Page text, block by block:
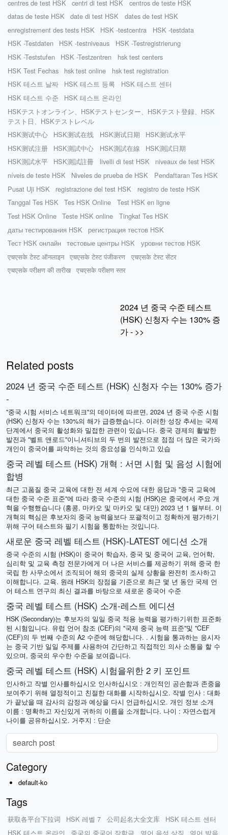
centres de test HSK centri di test HSK
centros de teste HSK
datas de teste HSK
date di test HSK
dates de test HSK
enregistrement des tests HSK
HSK -testcentra
HSK -testdata
HSK -Testdaten
HSK -testniveaus
HSK -Testregistrierung
HSK -Teststufen
HSK -Testzentren
hsk test centers
HSK Test Fechas
hsk test online
hsk test registration
HSK 테스트 날짜
HSK 테스트 등록
HSK 테스트 센터
HSK 테스트 수준
HSK 테스트 온라인
HSKテストオンライン、HSKテストセンター、HSKテスト登録、HSK
テスト日、HSKテストレベル
HSK测试中心
HSK测试在线 HSK测试日期
HSK测试水平
HSK测试注册
HSK測試中心 HSK測試在線
HSK測試日期
HSK測試水平
HSK測試註冊 livelli di test HSK
niveaux de test HSK
níveis de teste HSK
Niveles de prueba de HSK
Pendaftaran Tes HSK
Pusat Uji HSK
registrazione del test HSK
registro de teste HSK
Tanggal Tes HSK
Tes HSK Online
Test HSK en ligne
Test HSK Online
Teste HSK online
Tingkat Tes HSK
даты тестирования HSK
регистрация тестов HSK
Тест HSK онлайн
тестовые центры HSK
уровни тестов HSK
एचएसके टेस्ट ऑनलाइन
एचएसके टेस्ट पंजीकरण
एचएसके टेस्ट सेंटर
एचएसके परीक्षण की तारीख
एचएसके परीक्षण स्तर
2024 년 중국 수준 테스트
(HSK) 신청자 수는 130% 증
가 - >>
Related posts
2024 년 중국 수준 테스트 (HSK) 신청자 수는 130% 증가
-
"중국 시험 서비스 네트워크"의 데이터에 따르면, 2024 년 중국 수준 시험
(HSK) 신청자 수는 130%의 해가 급증했습니다. 이러한 성장 추세는 국제
단계에서 중국의 활성화와 밀접한 관련이 있습니다. 중국 경제의 활발한
발전과 "벨트 앤로드"이니셔티브의 두 번의 발전으로 점점 더 많은 국가와
개인이 중국어를 파악하는 것의 중요성을 인식하고 있습
중국 레벨 테스트 (HSK) 개혁 : 서면 시험 및 음성 시험에
합병
최근 고품질 중국 교육에 대한 전 세계 수요에 대한 응답과 "중국 교육에
대한 중국 수준 표준"에 따라 중국 수준의 시험 (HSK)은 중국에서 주요 개
혁을 수행했습니다 (홍콩, 마카오 및 마카오 및 대만) 2023 년 1 월부터. 이
개혁의 핵심은 후보자의 중국 능력을보다 포괄적이고 정확하게 평가하기
위해 구어 테스트와 필기 시험을 통합하는 것입니다.
새로운 중국 레벨 테스트 (HSK)-LATEST 에디션 소개
중국 수준의 시험 (HSK)이 중국어 학습자, 중국 및 중국어 교육, 언어학,
심리학 및 교육 측정 전문가에게 더 나은 서비스를 제공하기 위해 중국 한
국립 한 사무소에서 조직되어 해외 중국의 실제 상황을 완전히 조사하고
이해합니다. 교육. 원래 HSK의 장점을 기준으로 최근 몇 년 동안 국제 언
어 테스트 연구의 최신 결과를 바탕으로 새로운 중국어 수준
중국 레벨 테스트 (HSK) 소개-레스트 에디션
HSK (Secondary)는 후보자의 일일 중국 적용 능력을 평가하기위한 표준화
된 시험입니다. 유럽 언어 참조 (CEF)의 "국제 중국 능력 표준"및 "CEF
(CEF)의 두 번째 수준의 A2 수준에 해당합니다. . 시험을 통과하는 응시자
는 중국 기반 일일 주제를 사용하여 간단하고 직접적인 의사 소통을 할 수
있으며, 중국의 우수한 수준을 보여줍니다.
중국 레벨 테스트 (HSK) 시험을위한 2 키 포인트
인사하고 작별 인사를하십시오 인사하십시오 : 개인적인 공손함과 존중을
보여주기 위해 열정적이고 친절한 대화를 시작하십시오. 작별 인사 : 대화
가 끝났을 때 감사의 감정과 예상을 다시 언급하십시오. 개인 정보 소개
이름 : 명확하고 자신있게 귀하의 이름을 소개합니다. 나이 : 자연스럽게
나이를 공유하십시오. 거주지 : 단순
Category
default-ko
Tags
获取各平台下拉词 HSK 레벨 7 公司起名大全文库
HSK 테스트 센터
HSK 테스트 온라인
중국의 중국어 장학금 영어 음성 상징 영어 발음